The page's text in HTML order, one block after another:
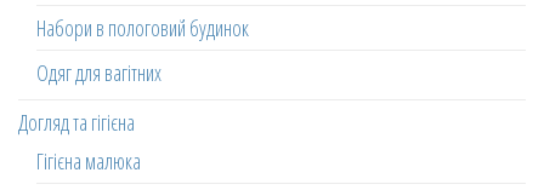
Набори в пологовий будинок
Одяг для вагітних
Догляд та гігієна
Гігієна малюка